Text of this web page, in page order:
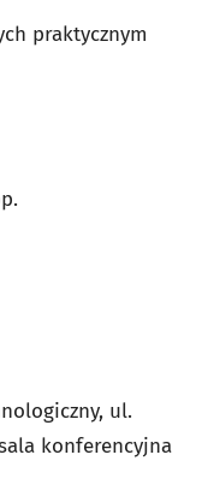
praktycznym
ul.
konferencyjna